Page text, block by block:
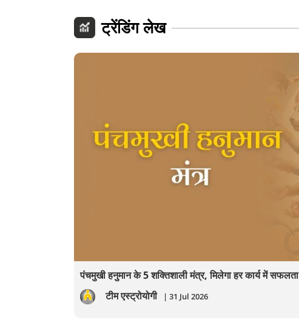
ट्रेंडिंग लेख
पंचमुखी हनुमान के 5 शक्तिशाली मंत्र, मिलेगा हर कार्य में सफलता
टीम एस्ट्रोयोगी
| 31 Jul 2026